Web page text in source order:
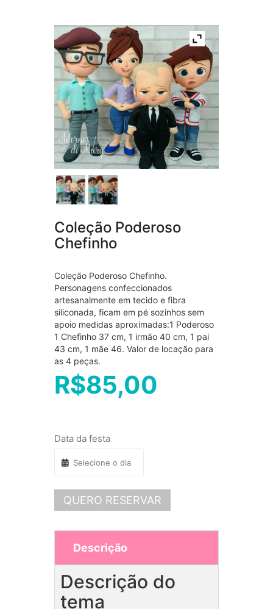
Coleção Poderoso
Chefinho
Coleção Poderoso Chefinho.
Personagens confeccionados
artesanalmente em tecido e fibra
siliconada, ficam em pé sozinhos sem
apoio medidas aproximadas:1 Poderoso
1 Chefinho 37 cm, 1 irmão 40 cm, 1 pai
43 cm, 1 mãe 46. Valor de locação para
as 4 peças.
R$85,00
Data da festa
QUERO RESERVAR
Descrição
Descrição do
tema